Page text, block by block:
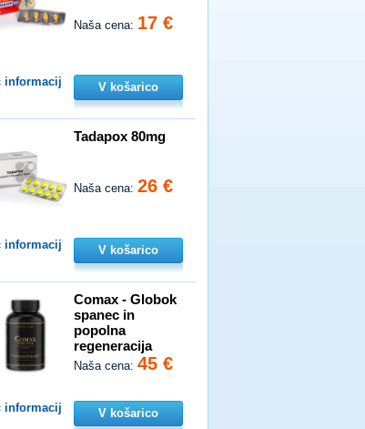
Naša cena: 17 €
informacij V košarico
Tadapox 80mg
Naša cena:26 €
informacij V košarico
Comax - Globok
spanec in
popolna
regeneracija
Naša cena:45 €
informacij V košarico